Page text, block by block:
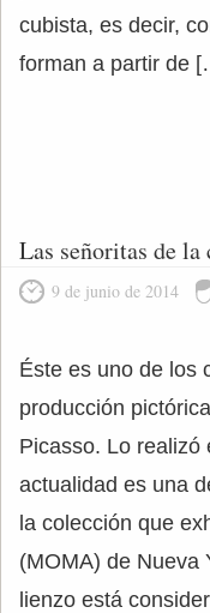
cubista, es decir,
forman a partir de
Las señoritas de
9 de junio de 2014
Éste es uno de los
producción
Picasso. Lo realizó
actualidad es una
la colección que
(MOMA) de Nueva
lienzo está